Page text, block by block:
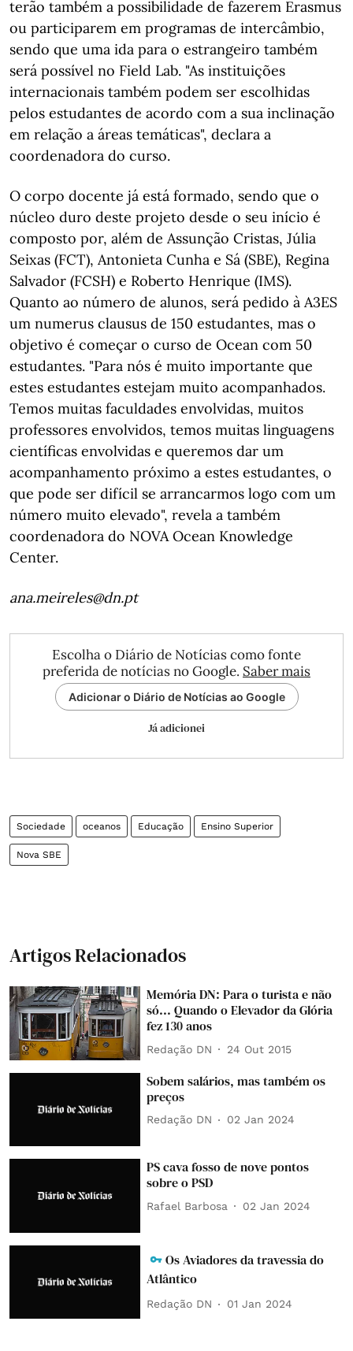
terão também a possibilidade de fazerem Erasmus
ou participarem em programas de intercâmbio,
sendo que uma ida para o estrangeiro também
será possível no Field Lab. "As instituições
internacionais também podem ser escolhidas
pelos estudantes de acordo com a sua inclinação
em relação a áreas temáticas", declara a
coordenadora do curso.
O corpo docente já está formado, sendo que o
núcleo duro deste projeto desde o seu início é
composto por, além de Assunção Cristas, Júlia
Seixas (FCT), Antonieta Cunha e Sá (SBE), Regina
Salvador (FCSH) e Roberto Henrique (IMS).
Quanto ao número de alunos, será pedido à A3ES
um numerus clausus de 150 estudantes, mas o
objetivo é começar o curso de Ocean com 50
estudantes. "Para nós é muito importante que
estes estudantes estejam muito acompanhados.
Temos muitas faculdades envolvidas, muitos
professores envolvidos, temos muitas linguagens
científicas envolvidas e queremos dar um
acompanhamento próximo a estes estudantes, o
que pode ser difícil se arrancarmos logo com um
número muito elevado", revela a também
coordenadora do NOVA Ocean Knowledge
Center.
ana.meireles@dn.pt
Escolha o Diário de Notícias como fonte
preferida de notícias no Google. Saber mais
Adicionar o Diário de Notícias ao Google
Já adicionei
Sociedade oceanos Educação Ensino Superior
Nova SBE
Artigos Relacionados
Memória DN: Para o turista e não
só... Quando o Elevador da Glória
fez 130 anos
Redação DN 24 Out 2015
Sobem salários, mas também os
preços
Redação DN 02 Jan 2024
PS cava fosso de nove pontos
sobre o PSD
Rafael Barbosa 02 Jan 2024
Os Aviadores da travessia do
Atlântico
Redação DN 01 Jan 2024